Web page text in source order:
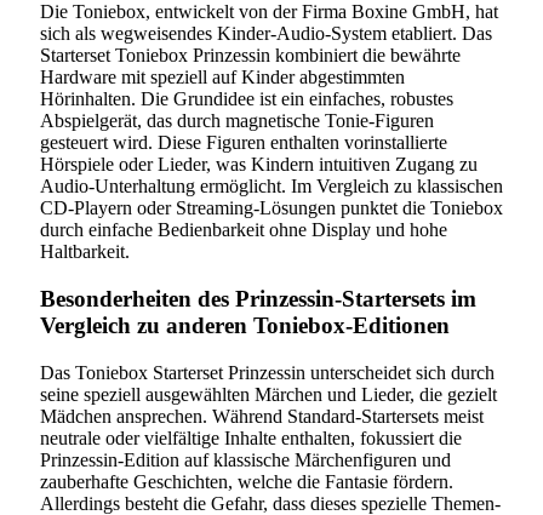
Die Toniebox, entwickelt von der Firma Boxine GmbH, hat
sich als wegweisendes Kinder-Audio-System etabliert. Das
Starterset Toniebox Prinzessin kombiniert die bewährte
Hardware mit speziell auf Kinder abgestimmten
Hörinhalten. Die Grundidee ist ein einfaches, robustes
Abspielgerät, das durch magnetische Tonie-Figuren
gesteuert wird. Diese Figuren enthalten vorinstallierte
Hörspiele oder Lieder, was Kindern intuitiven Zugang zu
Audio-Unterhaltung ermöglicht. Im Vergleich zu klassischen
CD-Playern oder Streaming-Lösungen punktet die Toniebox
durch einfache Bedienbarkeit ohne Display und hohe
Haltbarkeit.
Besonderheiten des Prinzessin-Startersets im
Vergleich zu anderen Toniebox-Editionen
Das Toniebox Starterset Prinzessin unterscheidet sich durch
seine speziell ausgewählten Märchen und Lieder, die gezielt
Mädchen ansprechen. Während Standard-Startersets meist
neutrale oder vielfältige Inhalte enthalten, fokussiert die
Prinzessin-Edition auf klassische Märchenfiguren und
zauberhafte Geschichten, welche die Fantasie fördern.
Allerdings besteht die Gefahr, dass dieses spezielle Themen-